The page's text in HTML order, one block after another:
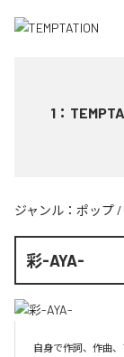
1 ：
ジャンル： ポップ /
彩-AYA-
自身で作詞、作曲